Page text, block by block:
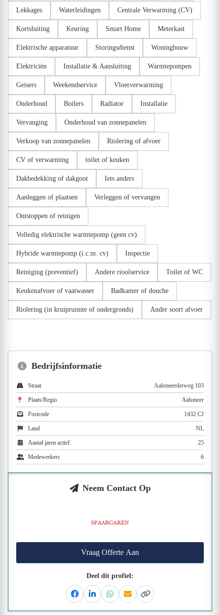
Lekkages Waterleidingen Centrale Verwarming (CV)
Kortsluiting Keuring Smart Home Meterkast
Elektrische apparatuur Storingsdienst Woningbouw
Elektriciën Installatie & Aansluiting Warmtepompen
Geisers Weekendservice Vloerverwarming
Onderhoud Boilers Radiator Installatie
Vervanging Onderhoud van zonnepanelen
Verkoop van zonnepanelen Riolering of afvoer
CV of verwarming toilet of keuken
Dakbedekking of dakgoot Iets anders
Aanleggen of plaatsen Verleggen of vervangen
Ontstoppen of reinigen
Volledig elektrische warmtepomp (geen cv)
Hybride warmtepomp (i.c.m. cv) Inspectie
Reiniging (preventief) Andere rioolservice Toilet of WC
Keukenafvoer of vaatwasser Badkamer of douche
Riolering (in kruipruimte of ondergronds) Ander soort afvoer
Bedrijfsinformatie
Straat Aalsmeerderweg 103
Plaats/Regio Aalsmeer
Postcode 1432 CJ
Land NL
Aantal jaren actief: 25
Medewerkers 6
Neem Contact Op
Vraag Offerte Aan
Deel dit profiel:
FacebookLinkedinWhatsapp
EmailKopieer link